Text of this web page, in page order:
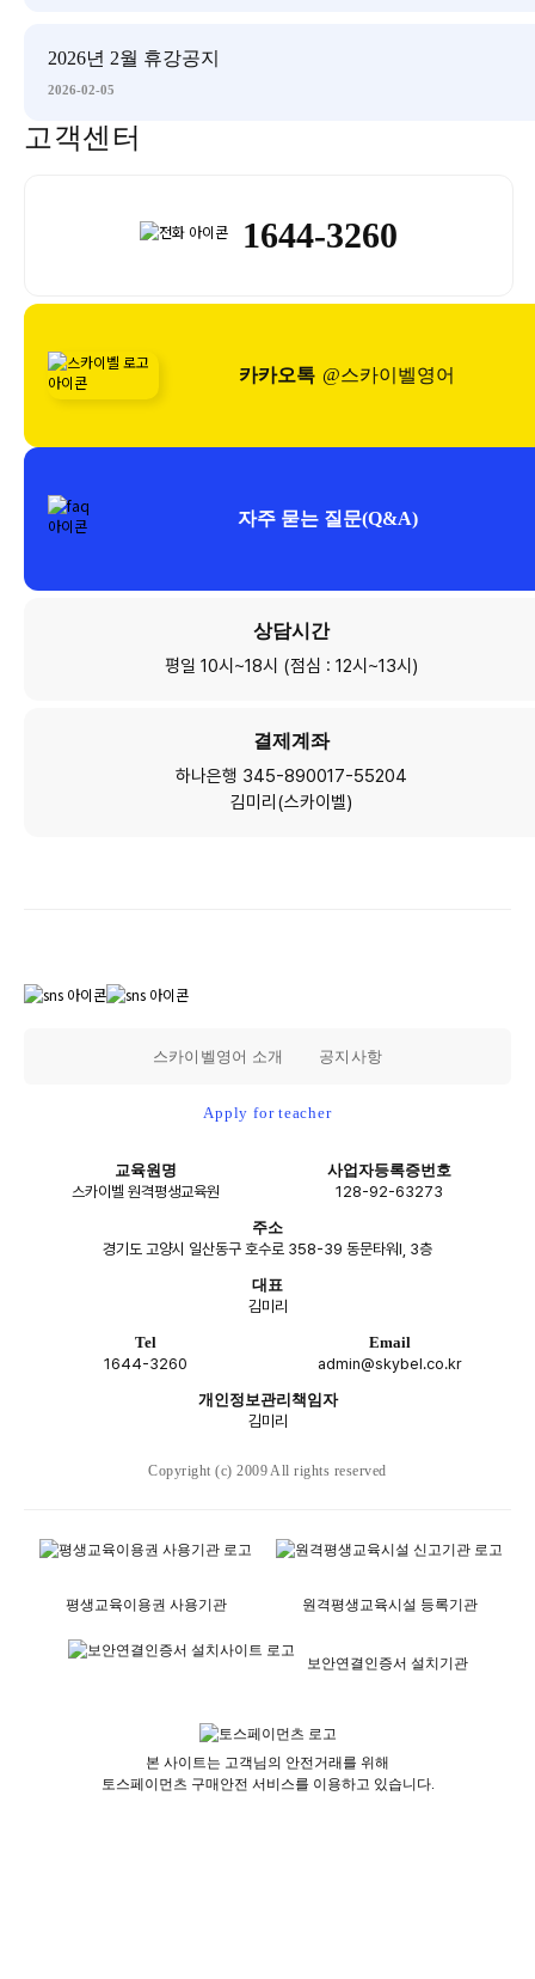
2026년 2월 휴강공지
2026-02-05
고객센터
1644-3260
카카오톡 @스카이벨영어
자주 묻는 질문(Q&A)
상담시간
평일 10시~18시 (점심 : 12시~13시)
결제계좌
하나은행 345-890017-55204
김미리(스카이벨)
스카이벨영어 소개 공지사항
Apply for teacher
교육원명
스카이벨 원격평생교육원
사업자등록증번호
128-92-63273
주소
경기도 고양시 일산동구 호수로 358-39 동문타워I, 3층
대표
김미리
Tel
1644-3260
Email
admin@skybel.co.kr
개인정보관리책임자
김미리
Copyright (c) 2009 All rights reserved
평생교육이용권 사용기관 원격평생교육시설 등록기관
보안연결인증서 설치기관
본 사이트는 고객님의 안전거래를 위해
토스페이먼츠 구매안전 서비스를 이용하고 있습니다.